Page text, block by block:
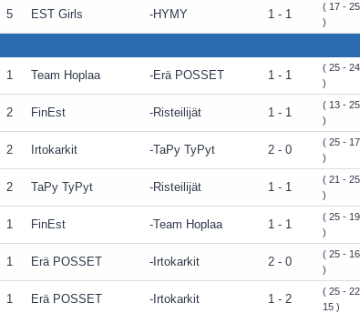
5 EST Girls HYMY 1 - 1
( 17 -
)
1 Team Hoplaa Erä POSSET 1 - 1
( 25 -
)
2 FinEst Risteilijät 1 - 1
( 13 -
)
2 Irtokarkit TaPy TyPyt 2 - 0
( 25 -
)
2 TaPy TyPyt Risteilijät 1 - 1
( 21 -
)
1 FinEst Team Hoplaa 1 - 1
( 25 -
)
1 Erä POSSET Irtokarkit 2 - 0
( 25 -
)
1 Erä POSSET Irtokarkit 1 - 2
( 25 -
15 )